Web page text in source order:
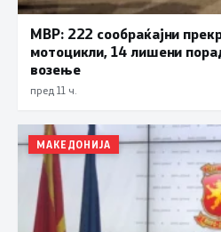
МВР: 222 сообраќајни
мотоцикли, 14 лишени
возење
пред 11 ч.
МАКЕДОНИЈА